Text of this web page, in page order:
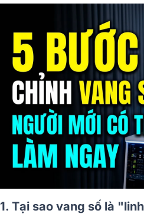
1. Tại sao vang số là